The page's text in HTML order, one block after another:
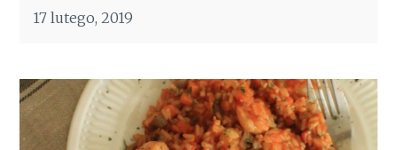
17 lutego, 2019